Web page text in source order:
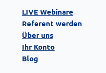
LIVE Webinare
Referent werden
Über uns
Ihr Konto
Blog